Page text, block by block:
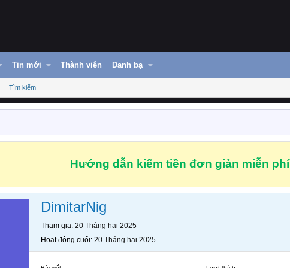
Tin mới Thành viên Danh bạ
Tìm kiếm
Hướng dẫn kiếm tiền đơn giản miễn phí
DimitarNig
Tham gia 20 Tháng hai 2025
Hoạt động cuối 20 Tháng hai 2025